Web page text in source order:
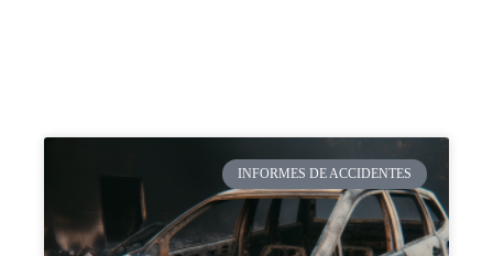
INFORMES DE ACCIDENTES